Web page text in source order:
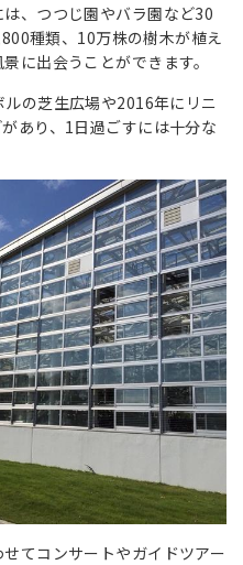
、つつじ園やバラ園など30
種類、10万株の樹木が植え
に出会うことができます。
の芝生広場や2016年にリニ
あり、1日過ごすには十分な
てコンサートやガイドツアー